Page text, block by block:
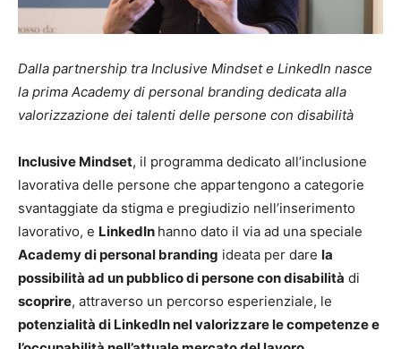
Dalla partnership tra Inclusive Mindset e LinkedIn nasce
la prima Academy di personal branding dedicata alla
valorizzazione dei talenti delle persone con disabilità
Inclusive Mindset, il programma dedicato all’inclusione
lavorativa delle persone che appartengono a categorie
svantaggiate da stigma e pregiudizio nell’inserimento
lavorativo, e LinkedIn hanno dato il via ad una speciale
Academy di personal branding ideata per dare la
possibilità ad un pubblico di persone con disabilità di
scoprire, attraverso un percorso esperienziale, le
potenzialità di LinkedIn nel valorizzare le competenze e